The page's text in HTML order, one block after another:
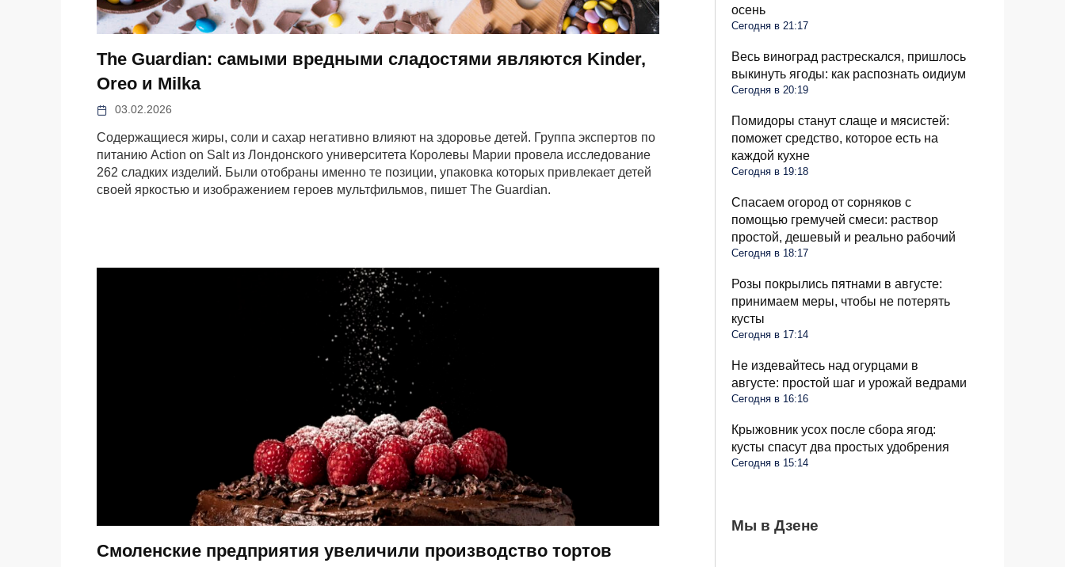
The Guardian: самыми вредными сладостями являются Kinder,
Oreo и Milka
03.02.2026
Содержащиеся жиры, соли и сахар негативно влияют на здоровье детей. Группа экспертов по
питанию Action on Salt из Лондонского университета Королевы Марии провела исследование
262 сладких изделий. Были отобраны именно те позиции, упаковка которых привлекает детей
своей яркостью и изображением героев мультфильмов, пишет The Guardian.
Смоленские предприятия увеличили производство тортов
осень
Сегодня в 21:17
Весь виноград растрескался, пришлось
выкинуть ягоды: как распознать оидиум
Сегодня в 20:19
Помидоры станут слаще и мясистей:
поможет средство, которое есть на
каждой кухне
Сегодня в 19:18
Спасаем огород от сорняков с
помощью гремучей смеси: раствор
простой, дешевый и реально рабочий
Сегодня в 18:17
Розы покрылись пятнами в августе:
принимаем меры, чтобы не потерять
кусты
Сегодня в 17:14
Не издевайтесь над огурцами в
августе: простой шаг и урожай ведрами
Сегодня в 16:16
Крыжовник усох после сбора ягод:
кусты спасут два простых удобрения
Сегодня в 15:14
Мы в Дзене
Стиралка больше не прыгает по полу как
бешеная при отжиме: помог простой
С 1 сентября в РФ меняются правила
Омолаживаем огурцы в августе: урожай